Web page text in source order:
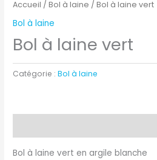
Accueil /Bol à laine / Bol à laine vert
Bol à laine
Bol à laine vert
Catégorie :Bol à laine
Bol à laine vert en argile blanche